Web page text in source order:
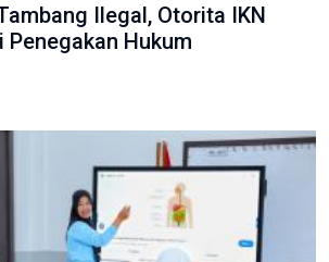
Ilegal, Otorita IKN
Penegakan Hukum